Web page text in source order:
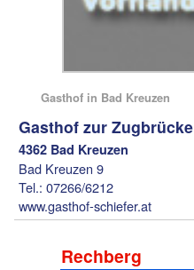
Gasthof in Bad Kreuzen
Gasthof zur Zugbrücke
4362 Bad Kreuzen
Bad Kreuzen 9
Tel.: 07266/6212
www.gasthof-schiefer.at
Rechberg